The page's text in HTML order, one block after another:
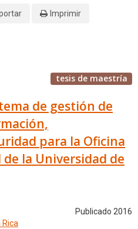
Imprimir
tesis de maestría
de gestión de
para la Oficina
la Universidad de
Publicado 2016
Rica